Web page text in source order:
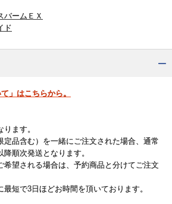
バームＥＸ
ド
」はこちらから。
ます。
定品含む）を一緒にご注文された場合、通常
順次発送となります。
望される場合は、予約商品と分けてご注文
最短で3日ほどお時間を頂いております。